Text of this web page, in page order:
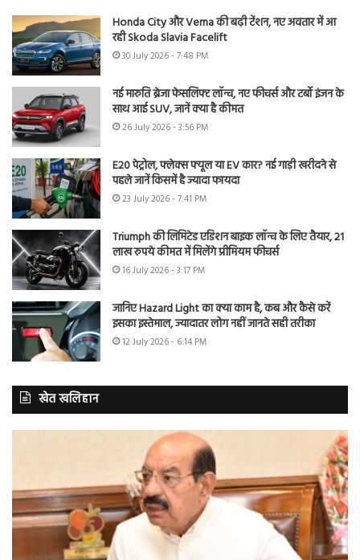
Honda City और Verna की बढ़ी टेंशन, नए अवतार में आ
रही Skoda Slavia Facelift
30 July 2026 - 7:48 PM
नई मारुति ब्रेजा फेसलिफ्ट लॉन्च, नए फीचर्स और टर्बो इंजन के
साथ आई SUV, जानें क्या है कीमत
26 July 2026 - 3:56 PM
E20 पेट्रोल, फ्लेक्स फ्यूल या EV कार? नई गाड़ी खरीदने से
पहले जानें किसमें है ज्यादा फायदा
23 July 2026 - 7:41 PM
Triumph की लिमिटेड एडिशन बाइक लॉन्च के लिए तैयार, 21
लाख रुपये कीमत में मिलेंगे प्रीमियम फीचर्स
16 July 2026 - 3:17 PM
जानिए Hazard Light का क्या काम है, कब और कैसे करें
इसका इस्तेमाल, ज्यादातर लोग नहीं जानते सही तरीका
12 July 2026 - 6:14 PM
खेत खलिहान